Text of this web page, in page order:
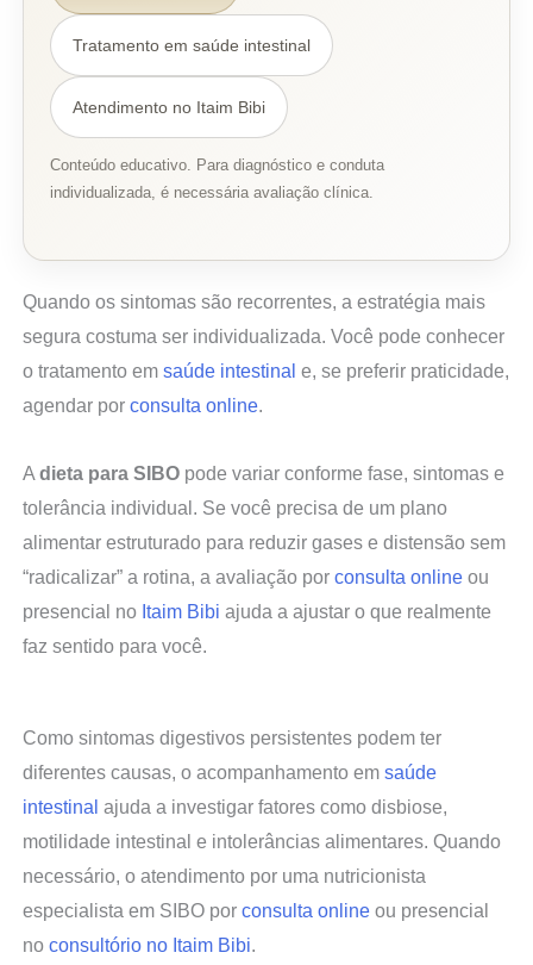
Tratamento em saúde intestinal
Atendimento no Itaim Bibi
Conteúdo educativo. Para diagnóstico e conduta
individualizada, é necessária avaliação clínica.
Quando os sintomas são recorrentes, a estratégia mais
segura costuma ser individualizada. Você pode conhecer
o tratamento em saúde intestinal e, se preferir praticidade,
agendar por consulta online.
A dieta para SIBOpode variar conforme fase, sintomas e
tolerância individual. Se você precisa de um plano
alimentar estruturado para reduzir gases e distensão sem
“radicalizar” a rotina, a avaliação por consulta onlineou
presencial no Itaim Bibi ajuda a ajustar o que realmente
faz sentido para você.
Como sintomas digestivos persistentes podem ter
diferentes causas, o acompanhamento em saúde
intestinal ajuda a investigar fatores como disbiose,
motilidade intestinal e intolerâncias alimentares. Quando
necessário, o atendimento por uma nutricionista
especialista em SIBO por consulta onlineou presencial
no consultório no Itaim Bibi.